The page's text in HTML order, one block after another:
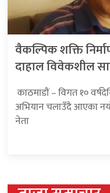
वैकल्पिक शक्ति
दाहाल विवेकशील
काठमाडौं – विगत १०
अभियान चलाउँदै आएका नयाँ
नेता